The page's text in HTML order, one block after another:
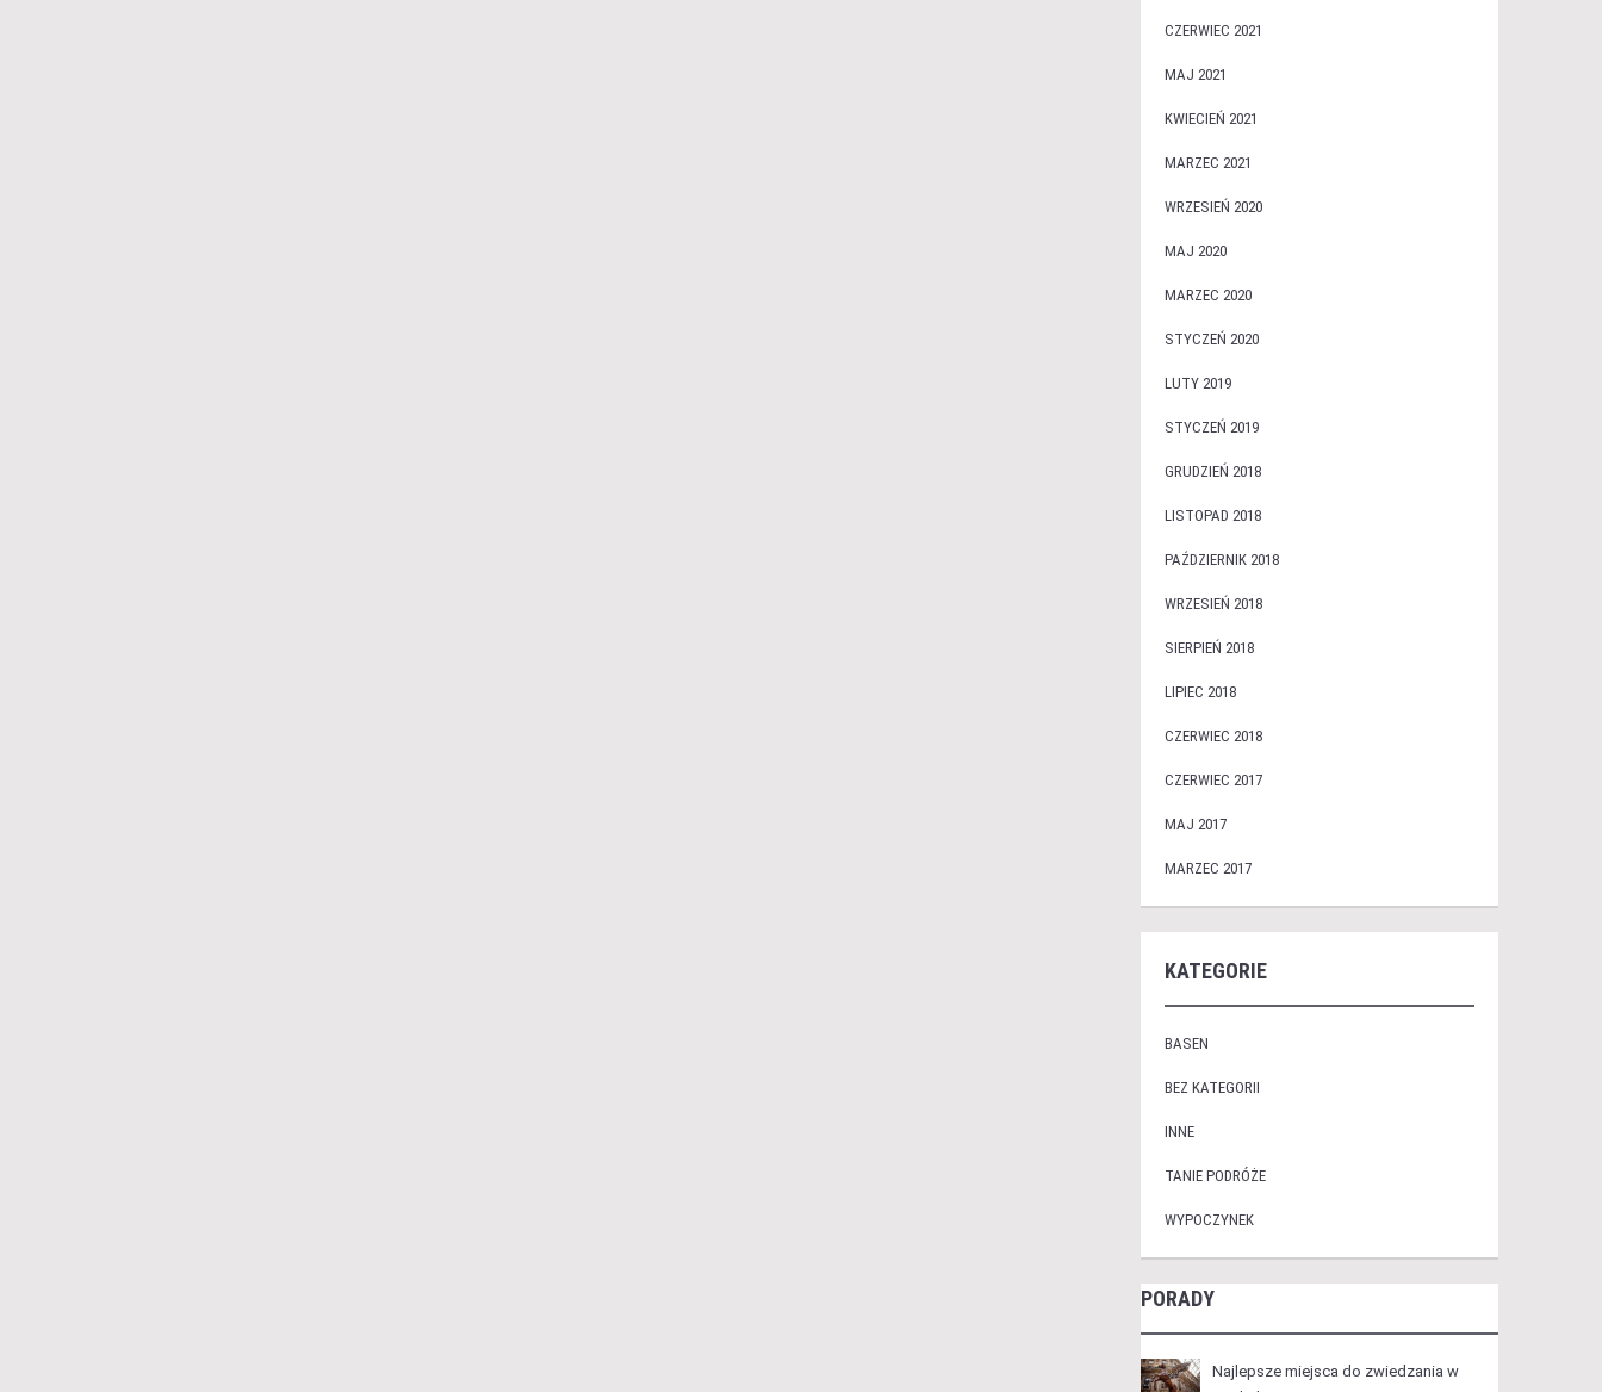
CZERWIEC 2021
MAJ 2021
KWIECIEŃ 2021
MARZEC 2021
WRZESIEŃ 2020
MAJ 2020
MARZEC 2020
STYCZEŃ 2020
LUTY 2019
STYCZEŃ 2019
GRUDZIEŃ 2018
LISTOPAD 2018
PAŹDZIERNIK 2018
WRZESIEŃ 2018
SIERPIEŃ 2018
LIPIEC 2018
CZERWIEC 2018
CZERWIEC 2017
MAJ 2017
MARZEC 2017
KATEGORIE
BASEN
BEZ KATEGORII
INNE
TANIE PODRÓŻE
WYPOCZYNEK
PORADY
Najlepsze miejsca do zwiedzania w